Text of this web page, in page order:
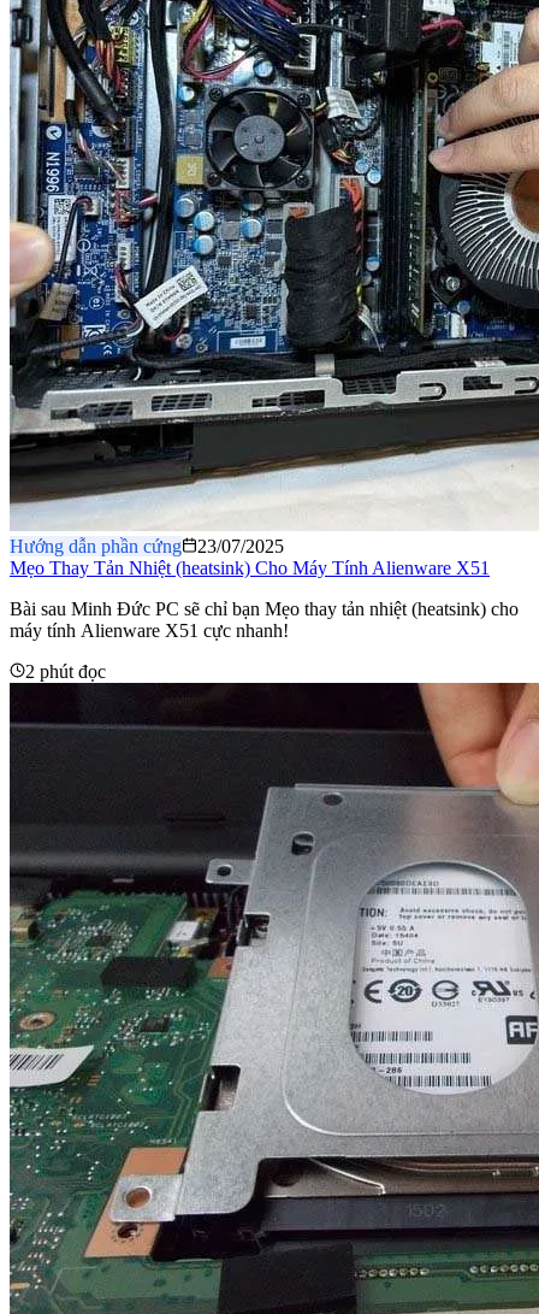
Hướng dẫn phần cứng
23/07/2025
Mẹo Thay Tản Nhiệt (heatsink) Cho Máy Tính Alienware X51
Bài sau Minh Đức PC sẽ chỉ bạn Mẹo thay tản nhiệt (heatsink) cho
máy tính Alienware X51 cực nhanh!
2 phút đọc